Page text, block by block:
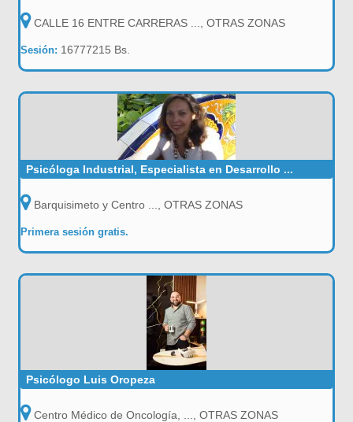
CALLE 16 ENTRE CARRERAS ..., OTRAS ZONAS
Sesión: 16777215 Bs.
Psicóloga Industrial, Especialista en Desarrollo ...
Barquisimeto y Centro ..., OTRAS ZONAS
Primera sesión gratis.
Psicólogo Luis Oropeza
Centro Médico de Oncología, ..., OTRAS ZONAS